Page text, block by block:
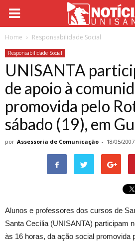
Home Responsabilidade Social
Responsabilidade Social
UNISANTA
de apoio à
promovida pelo
sábado (19), em
por Assessoria de Comunicação - 18/05/2007
Alunos e professores dos cursos de
Santa Cecília (UNISANTA) participam
às 16 horas, da ação social promovida